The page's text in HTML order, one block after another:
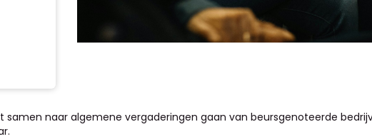
samen naar algemene vergaderingen gaan van beursgenoteerde